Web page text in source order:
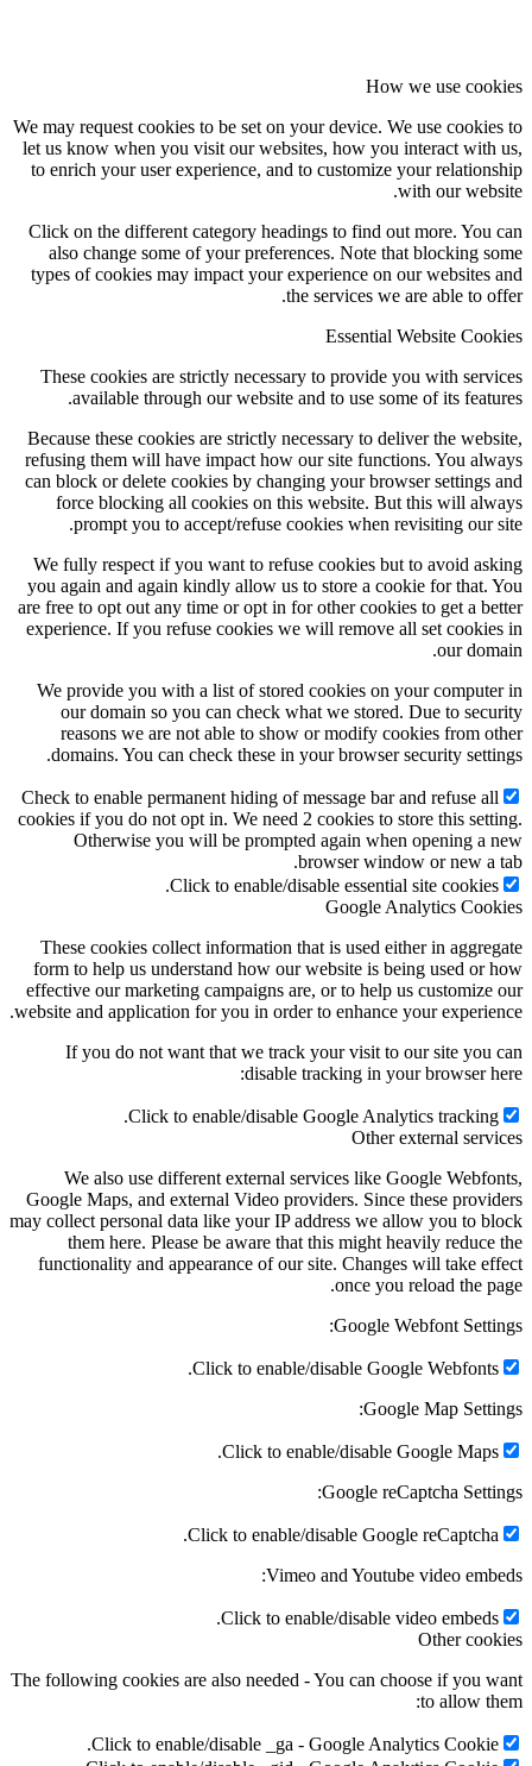
How we use cookies
We may request cookies to be set on your device. We use cookies to
let us know when you visit our websites, how you interact with us,
to enrich your user experience, and to customize your relationship
with our website.
Click on the different category headings to find out more. You can
also change some of your preferences. Note that blocking some
types of cookies may impact your experience on our websites and
the services we are able to offer.
Essential Website Cookies
These cookies are strictly necessary to provide you with services
available through our website and to use some of its features.
Because these cookies are strictly necessary to deliver the website,
refusing them will have impact how our site functions. You always
can block or delete cookies by changing your browser settings and
force blocking all cookies on this website. But this will always
prompt you to accept/refuse cookies when revisiting our site.
We fully respect if you want to refuse cookies but to avoid asking
you again and again kindly allow us to store a cookie for that. You
are free to opt out any time or opt in for other cookies to get a better
experience. If you refuse cookies we will remove all set cookies in
our domain.
We provide you with a list of stored cookies on your computer in
our domain so you can check what we stored. Due to security
reasons we are not able to show or modify cookies from other
domains. You can check these in your browser security settings.
Check to enable permanent hiding of message bar and refuse all
cookies if you do not opt in. We need 2 cookies to store this setting.
Otherwise you will be prompted again when opening a new
browser window or new a tab.
Click to enable/disable essential site cookies.
Google Analytics Cookies
These cookies collect information that is used either in aggregate
form to help us understand how our website is being used or how
effective our marketing campaigns are, or to help us customize our
website and application for you in order to enhance your experience.
If you do not want that we track your visit to our site you can
disable tracking in your browser here:
Click to enable/disable Google Analytics tracking.
Other external services
We also use different external services like Google Webfonts,
Google Maps, and external Video providers. Since these providers
may collect personal data like your IP address we allow you to block
them here. Please be aware that this might heavily reduce the
functionality and appearance of our site. Changes will take effect
once you reload the page.
Google Webfont Settings:
Click to enable/disable Google Webfonts.
Google Map Settings:
Click to enable/disable Google Maps.
Google reCaptcha Settings:
Click to enable/disable Google reCaptcha.
Vimeo and Youtube video embeds:
Click to enable/disable video embeds.
Other cookies
The following cookies are also needed - You can choose if you want
to allow them:
Click to enable/disable _ga - Google Analytics Cookie.